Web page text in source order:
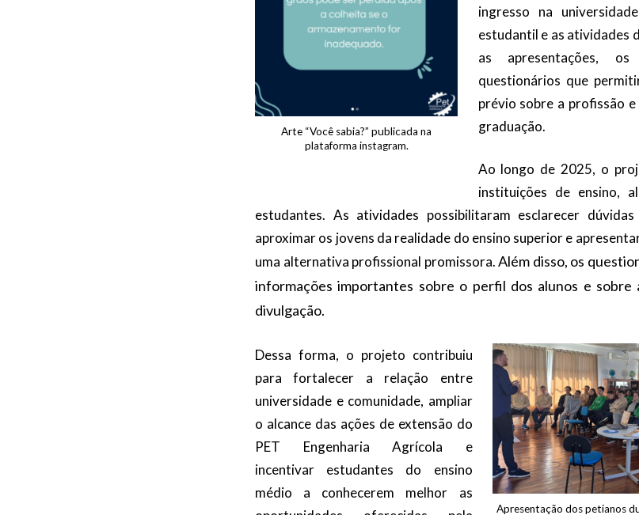
Arte “Você sabia?” publicada na
plataforma instagram.
ingresso na
estudantil e as atividades
as apresentações, os
questionários que
prévio sobre a profissão
graduação.
Ao longo de 2025, o
instituições de ensino,
estudantes. As atividades possibilitaram esclarecer
aproximar os jovens da realidade do ensino superior e
uma alternativa profissional promissora.Além disso, os
informações importantes sobre o perfil dos alunos e sobre
divulgação.
Apresentação dos petianos
Dessa forma, o projeto contribuiu
para fortalecer a relação entre
universidade e comunidade, ampliar
o alcance das ações de extensão do
PET Engenharia Agrícola e
incentivar estudantes do ensino
médio a conhecerem melhor as